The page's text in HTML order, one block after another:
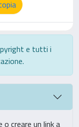
e tutti i
creare un link a